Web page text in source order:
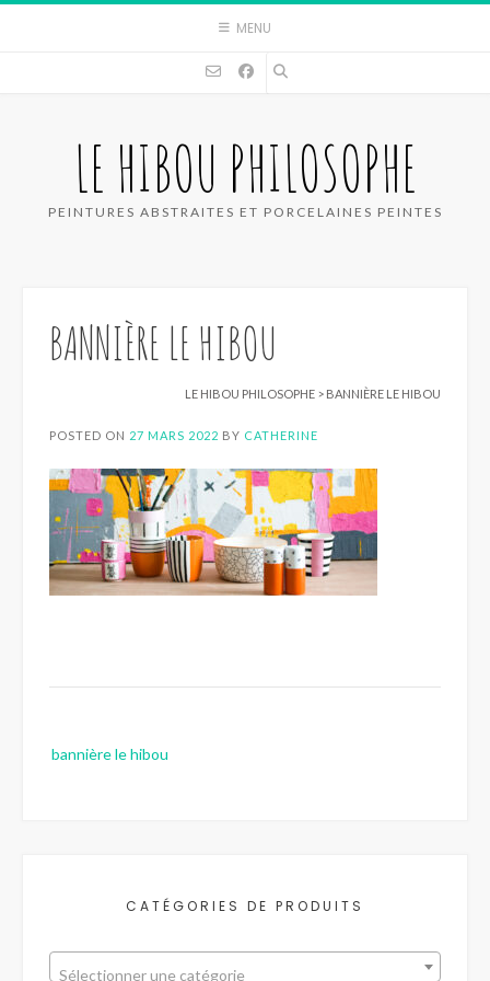
Skip
MENU
LE HIBOU PHILOSOPHE
PEINTURES ABSTRAITES ET PORCELAINES PEINTES
BANNIÈRE LE HIBOU
LE HIBOU PHILOSOPHE > BANNIÈRE LE HIBOU
POSTED ON 27 MARS 2022 BY CATHERINE
navigation
bannière le hibou
CATÉGORIES DE PRODUITS
Sélectionner une catégorie